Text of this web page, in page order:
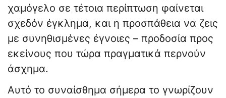
χαμόγελο σε τέτοια περίπτωση φαίνεται
σχεδόν έγκλημα, και η προσπάθεια να ζεις
με συνηθισμένες έγνοιες – προδοσία προς
εκείνους που τώρα πραγματικά περνούν
άσχημα.
Αυτό το συναίσθημα σήμερα το γνωρίζουν